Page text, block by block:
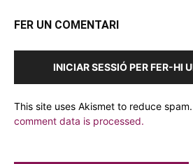
FER UN COMENTARI
INICIAR SESSIÓ PER FER-HI
This site uses Akismet to reduce spam.
comment data is processed.